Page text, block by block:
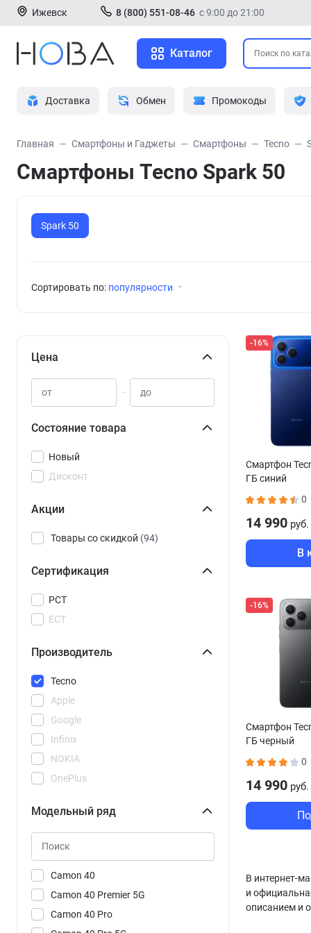
Ижевск 8 (800) 551-08-46 с 9:00 до 21:00
Каталог
Доставка Обмен Промокоды
Главная Смартфоны и Гаджеты Смартфоны Tecno
Смартфоны Tecno Spark 50
Spark 50
Сортировать по: популярности
Цена
–
Состояние товара
Новый
Дисконт
Акции
Товары со скидкой (94)
Сертификация
РСТ
ЕСТ
Производитель
Apple
Google
Infinix
NOKIA
OnePlus
REDMI
Realme
Tecno
Vivo
Xiaomi
Модельный ряд
Camon 40
Camon 40 Premier 5G
Camon 40 Pro
-16%
Смартфон
ГБ синий
0
14 990 руб.
В
-16%
Смартфон
ГБ черный
0
14 990 руб.
В интернет-
и
описанием и